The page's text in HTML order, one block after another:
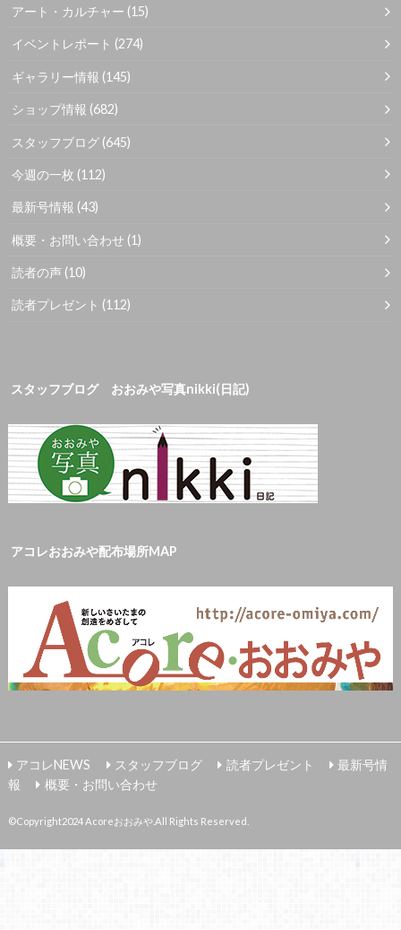
アート・カルチャー (15)
イベントレポート (274)
ギャラリー情報 (145)
ショップ情報 (682)
スタッフブログ (645)
今週の一枚 (112)
最新号情報 (43)
概要・お問い合わせ (1)
読者の声 (10)
読者プレゼント (112)
スタッフブログ おおみや写真nikki(日記)
アコレおおみや配布場所MAP
アコレNEWS スタッフブログ 読者プレゼント
最新号情
報
概要・お問い合わせ
©Copyright2024Acoreおおみや.All Rights Reserved.